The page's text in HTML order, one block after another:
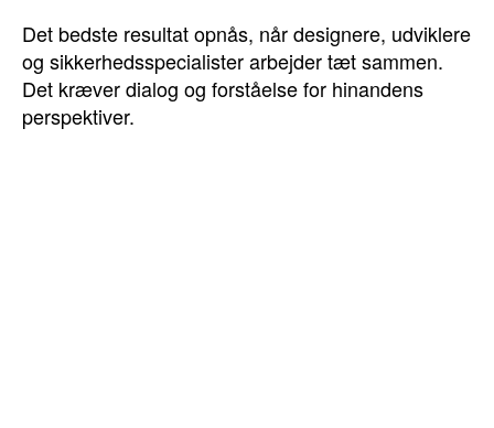
Det bedste resultat opnås, når designere, udviklere
og sikkerhedsspecialister arbejder tæt sammen.
Det kræver dialog og forståelse for hinandens
perspektiver.